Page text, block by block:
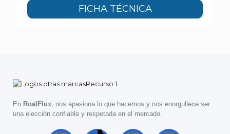
FICHA TÉCNICA
En RoalFlux, nos apasiona lo que hacemos y nos enorgullece ser
una elección confiable y respetada en el mercado.